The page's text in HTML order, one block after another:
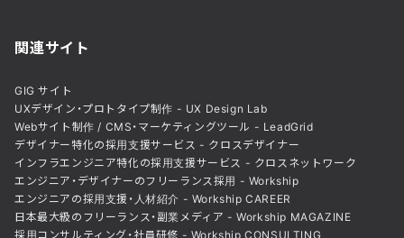
関連サイト
GIG サイト
UXデザイン・プロトタイプ制作 - UX Design Lab
Webサイト制作 / CMS・マーケティングツール - LeadGrid
デザイナー特化の採用支援サービス - クロスデザイナー
インフラエンジニア特化の採用支援サービス - クロスネットワーク
エンジニア・デザイナーのフリーランス採用 - Workship
エンジニアの採用支援・人材紹介 - Workship CAREER
日本最大級のフリーランス・副業メディア - Workship MAGAZINE
採用コンサルティング・社員研修 - Workship CONSULTING